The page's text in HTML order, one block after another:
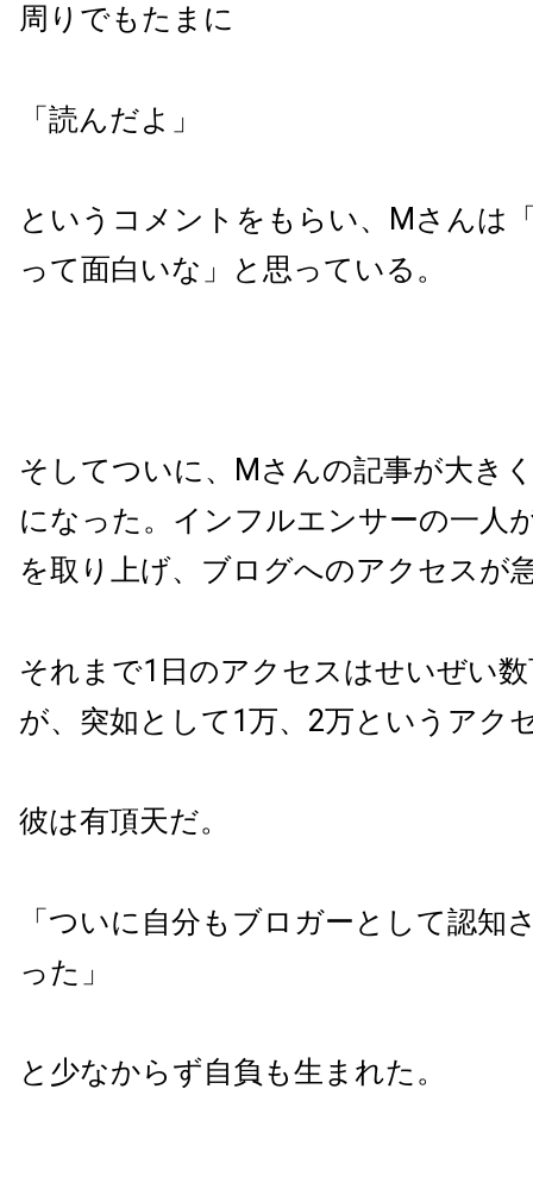
周りでもたまに
「読んだよ」
というコメントをもらい、Mさんは
って面白いな」と思っている。
そしてついに、Mさんの記事が大き
になった。インフルエンサーの一人
を取り上げ、ブログへのアクセスが
それまで1日のアクセスはせいぜい
が、突如として1万、2万というアク
彼は有頂天だ。
「ついに自分もブロガーとして認知
った」
と少なからず自負も生まれた。